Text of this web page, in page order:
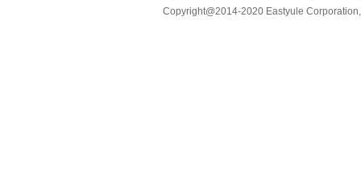
Copyright@2014-2020 Eastyule